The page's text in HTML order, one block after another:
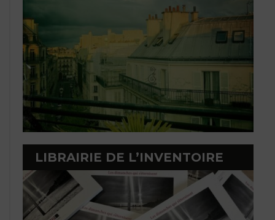
LIBRAIRIE DE L’INVENTOIRE